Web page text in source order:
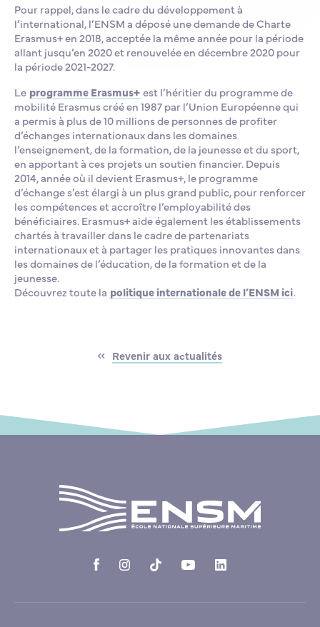
Pour rappel, dans le cadre du développement à
l’international, l’ENSM a déposé une demande de Charte
Erasmus+ en 2018, acceptée la même année pour la période
allant jusqu’en 2020 et renouvelée en décembre 2020 pour
la période 2021-2027.
Le programme Erasmus+est l’héritier du programme de
mobilité Erasmus créé en 1987 par l’Union Européenne qui
a permis à plus de 10 millions de personnes de profiter
d’échanges internationaux dans les domaines
l’enseignement, de la formation, de la jeunesse et du sport,
en apportant à ces projets un soutien financier. Depuis
2014, année où il devient Erasmus+, le programme
d’échange s’est élargi à un plus grand public, pour renforcer
les compétences et accroître l’employabilité des
bénéficiaires. Erasmus+ aide également les établissements
chartés à travailler dans le cadre de partenariats
internationaux et à partager les pratiques innovantes dans
les domaines de l’éducation, de la formation et de la
jeunesse.
Découvrez toute la politique internationale de l’ENSM ici.
Revenir aux actualités